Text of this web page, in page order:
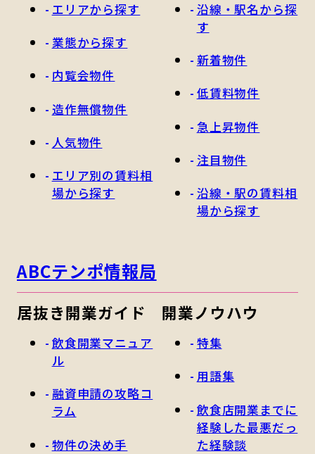
エリアから探す
業態から探す
内覧会物件
造作無償物件
人気物件
エリア別の賃料相
場から探す
沿線・駅名から探
す
新着物件
低賃料物件
急上昇物件
注目物件
沿線・駅の賃料相
場から探す
ABCテンポ情報局
居抜き開業ガイド
飲食開業マニュア
ル
融資申請の攻略コ
ラム
物件の決め手
開業ノウハウ
特集
用語集
飲食店開業までに
経験した最悪だっ
た経験談